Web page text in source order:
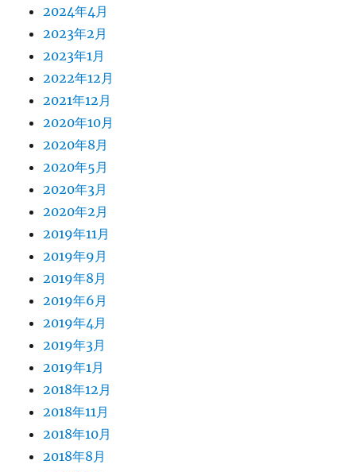
2024年4月
2023年2月
2023年1月
2022年12月
2021年12月
2020年10月
2020年8月
2020年5月
2020年3月
2020年2月
2019年11月
2019年9月
2019年8月
2019年6月
2019年4月
2019年3月
2019年1月
2018年12月
2018年11月
2018年10月
2018年8月